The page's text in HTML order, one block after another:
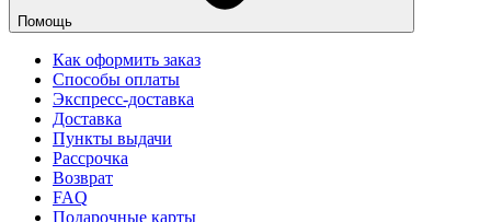
Помощь
Как оформить заказ
Способы оплаты
Экспресс-доставка
Доставка
Пункты выдачи
Рассрочка
Возврат
FAQ
Подарочные карты